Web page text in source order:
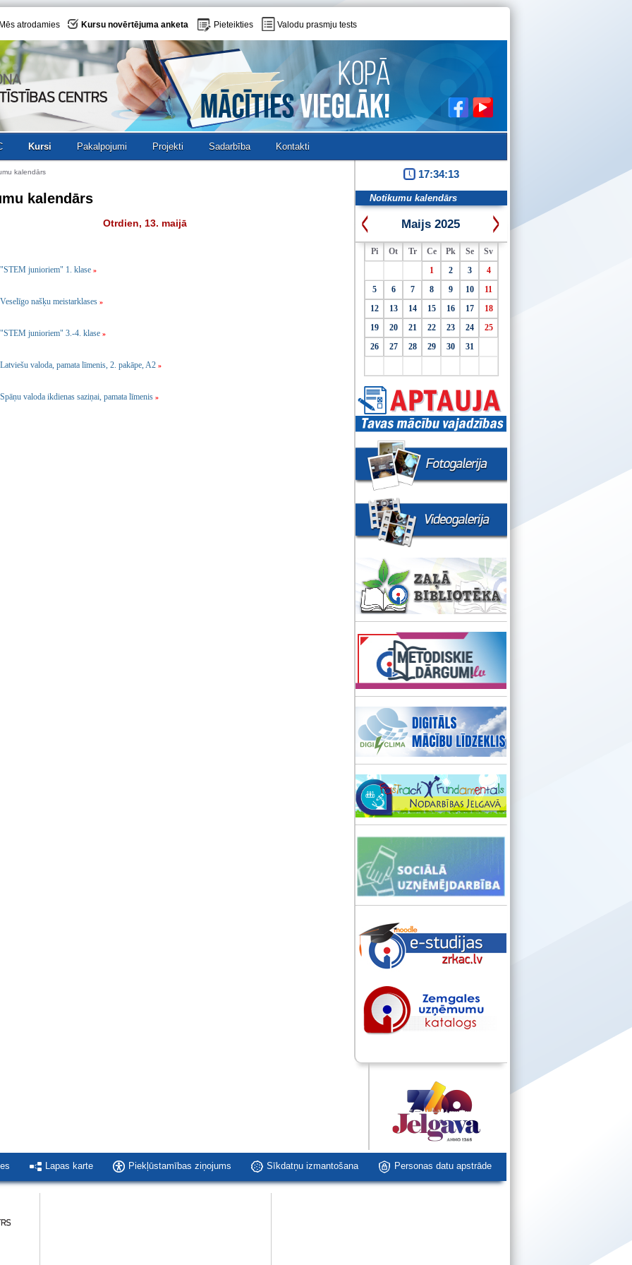
Mēs atrodamies Kursu novērtējuma anketa Pieteikties Valodu prasmju tests
Kursi Pakalpojumi Projekti Sadarbība Kontakti
kalendārs
kalendārs
Otrdien, 13. maijā
"STEM junioriem" 1. klase »
Veselīgo našķu meistarklases »
"STEM junioriem" 3.-4. klase »
Latviešu valoda, pamata līmenis, 2. pakāpe, A2 »
Spāņu valoda ikdienas saziņai, pamata līmenis »
17:34:13
Notikumu kalendārs
Maijs 2025
Pi Ot Tr Ce Pk Se
Sv
1
2 3
4
5
6 7 8 9 10
11
12
13 14 15 16 17
18
19
20 21 22 23 24
25
26
27 28 29 30 31
Lapas karte Piekļūstamības ziņojums Sīkdatņu izmantošana Personas datu apstrāde